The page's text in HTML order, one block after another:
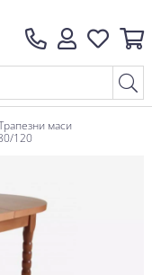
маси
120